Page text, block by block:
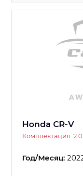
Honda CR-V
Комплектация:
Год/Месяц: